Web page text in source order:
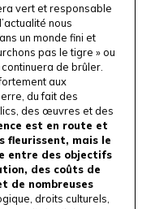
vert et responsable
nous
un monde fini et
pas le tigre » ou
de brûler.
aux
du fait des
des œuvres et des
est en route et
fleurissent, mais le
entre des objectifs
des coûts de
de nombreuses
droits culturels,